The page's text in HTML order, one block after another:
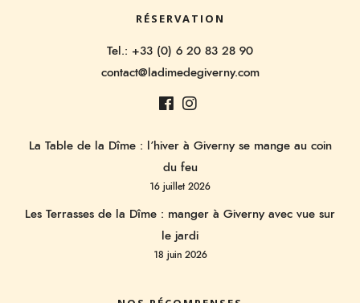
RÉSERVATION
Tel.: +33 (0) 6 20 83 28 90
contact@ladimedegiverny.com
La Table de la Dîme : l’hiver à Giverny se mange au coin
du feu
16 juillet 2026
Les Terrasses de la Dîme : manger à Giverny avec vue sur
le jardi
18 juin 2026